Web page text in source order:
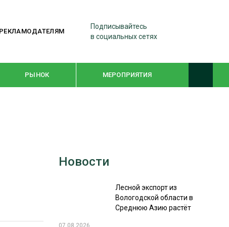
РЕКЛАМОДАТЕЛЯМ
Подписывайтесь
в социальных сетях
РЫНОК МЕРОПРИЯТИЯ
WOODEX-2021
СУШКА ДРЕВЕСИНЫ
Новости
Лесной экспорт из
Вологодской области в
Среднюю Азию растёт
07.08.2026